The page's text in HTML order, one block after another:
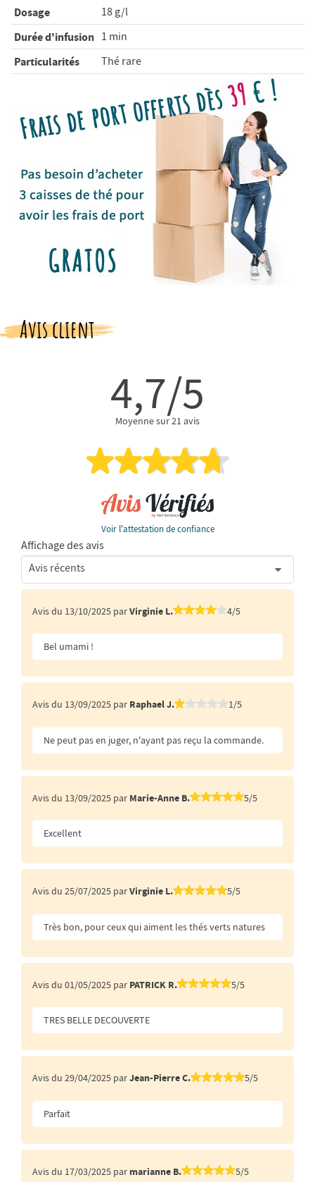
Dosage
18 g/l
Durée d'infusion 1 min
Particularités
Thé rare
Avis client
4,7/5
Moyenne sur 21 avis
Voir l'attestation de confiance
Affichage des avis
Avis du 13/10/2025 parVirginie L. 4/5
Bel umami !
Avis du 13/09/2025 par Raphael J. 1/5
Ne peut pas en juger, n'ayant pas reçu la commande.
Avis du 13/09/2025 par Marie-Anne B. 5/5
Excellent
Avis du 25/07/2025 parVirginie L. 5/5
Très bon, pour ceux qui aiment les thés verts natures
Avis du 01/05/2025 par PATRICK R. 5/5
TRES BELLE DECOUVERTE
Avis du 29/04/2025 parJean-Pierre C. 5/5
Parfait
Avis du 17/03/2025 par marianne B. 5/5